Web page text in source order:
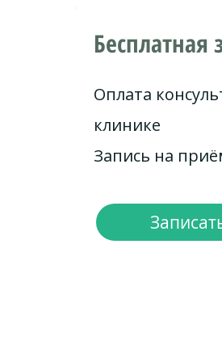
Бесплатная
Оплата
клинике
Запись на